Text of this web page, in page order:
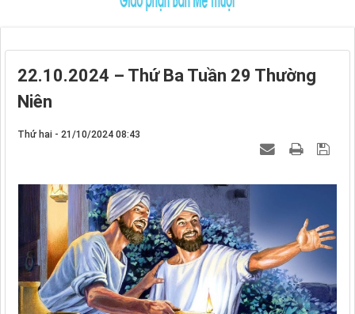
22.10.2024 – Thứ Ba Tuần 29 Thường
Niên
Thứ hai - 21/10/2024 08:43